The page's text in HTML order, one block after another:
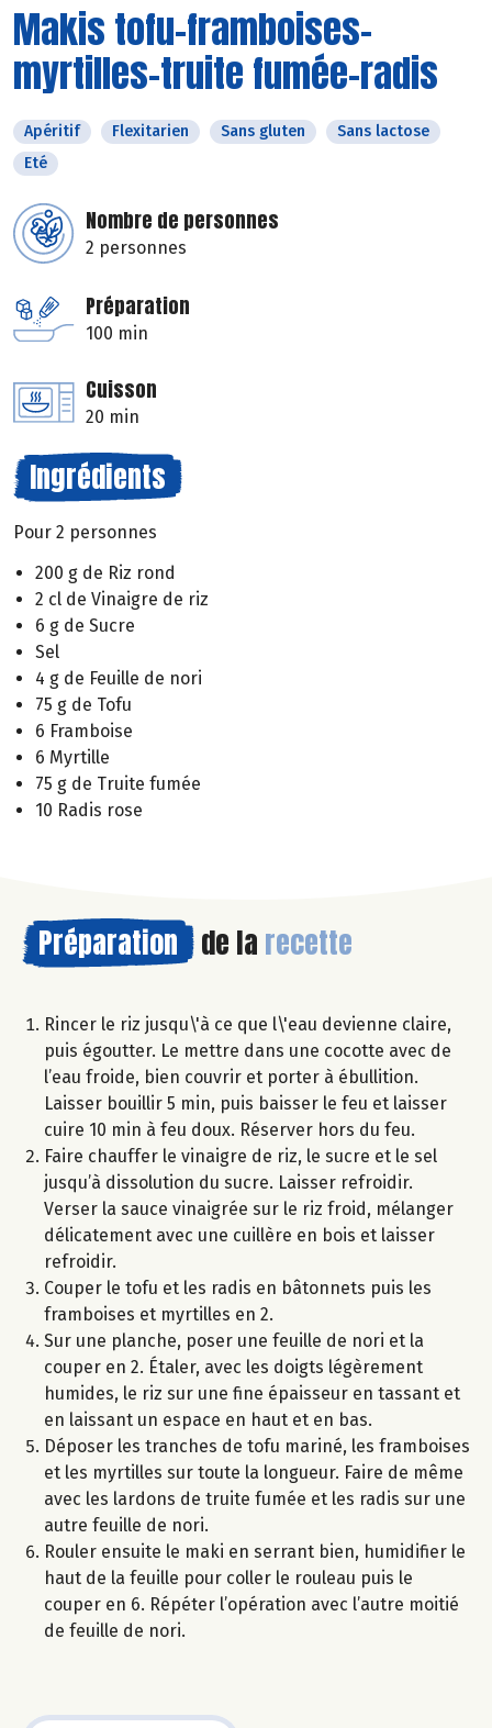
Makis tofu-framboises-
myrtilles-truite fumée-radis
Apéritif Flexitarien Sans gluten
Sans lactose
Eté
Nombre de personnes
2 personnes
Préparation
100 min
Cuisson
20 min
Ingrédients
Pour 2 personnes
200 g de Riz rond
2 cl de Vinaigre de riz
6 g de Sucre
Sel
4 g de Feuille de nori
75 g de Tofu
6 Framboise
6 Myrtille
75 g de Truite fumée
10 Radis rose
Préparation de la recette
Rincer le riz jusqu\'à ce que l\'eau devienne claire,
puis égoutter. Le mettre dans une cocotte avec de
l’eau froide, bien couvrir et porter à ébullition.
Laisser bouillir 5 min, puis baisser le feu et laisser
cuire 10 min à feu doux. Réserver hors du feu.
Faire chauffer le vinaigre de riz, le sucre et le sel
jusqu’à dissolution du sucre. Laisser refroidir.
Verser la sauce vinaigrée sur le riz froid, mélanger
délicatement avec une cuillère en bois et laisser
refroidir.
Couper le tofu et les radis en bâtonnets puis les
framboises et myrtilles en 2.
Sur une planche, poser une feuille de nori et la
couper en 2. Étaler, avec les doigts légèrement
humides, le riz sur une fine épaisseur en tassant et
en laissant un espace en haut et en bas.
Déposer les tranches de tofu mariné, les framboises
et les myrtilles sur toute la longueur. Faire de même
avec les lardons de truite fumée et les radis sur une
autre feuille de nori.
Rouler ensuite le maki en serrant bien, humidifier le
haut de la feuille pour coller le rouleau puis le
couper en 6. Répéter l’opération avec l’autre moitié
de feuille de nori.